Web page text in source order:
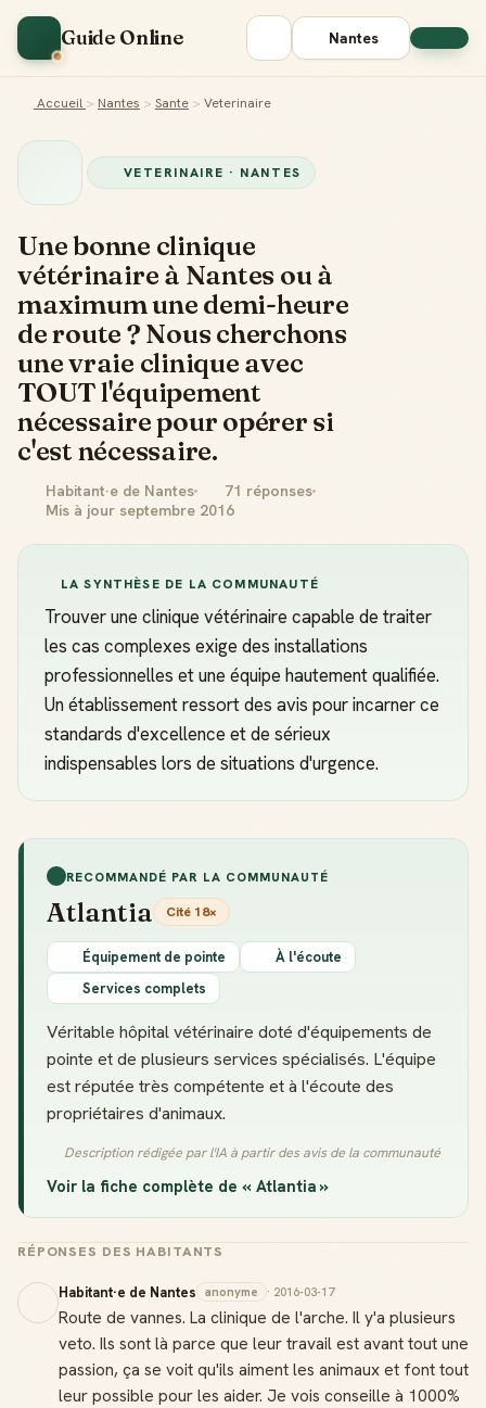
Guide Online Nantes
Accueil > Nantes > Sante > Veterinaire
VETERINAIRE · NANTES
Une bonne clinique
vétérinaire à Nantes ou à
maximum une demi-heure
de route ? Nous cherchons
une vraie clinique avec
TOUT l'équipement
nécessaire pour opérer si
c'est nécessaire.
Habitant·e de Nantes
71 réponses
Mis à jour septembre 2016
LA SYNTHÈSE DE LA COMMUNAUTÉ
Trouver une clinique vétérinaire capable de traiter
les cas complexes exige des installations
professionnelles et une équipe hautement qualifiée.
Un établissement ressort des avis pour incarner ce
standards d'excellence et de sérieux
indispensables lors de situations d'urgence.
RECOMMANDÉ PAR LA COMMUNAUTÉ
Atlantia Cité 18×
Équipement de pointe
À l'écoute
Services complets
Véritable hôpital vétérinaire doté d'équipements de
pointe et de plusieurs services spécialisés. L'équipe
est réputée très compétente et à l'écoute des
propriétaires d'animaux.
Description rédigée par l'IA à partir des avis de la communauté
Voir la fiche complète de « Atlantia »
RÉPONSES DES HABITANTS
Habitant·e de Nantes anonyme · 2016-03-17
Route de vannes. La clinique de l'arche. Il y'a plusieurs
veto. Ils sont là parce que leur travail est avant tout une
passion, ça se voit qu'ils aiment les animaux et font tout
leur possible pour les aider. Je vois conseille à 1000%